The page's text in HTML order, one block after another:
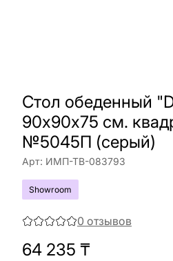
Стол обеденный
90х90х75 см.
№5045П (серый)
Арт: ИМП-ТВ-083793
Showroom
0 отзывов
64 235 ₸